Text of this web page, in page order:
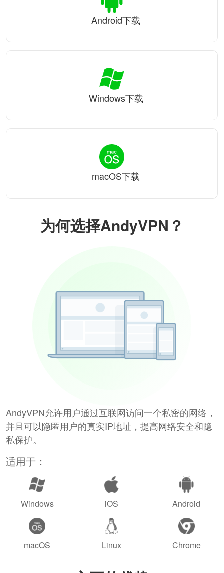
为何选择AndyVPN？
AndyVPN允许用户通过互联网访问一个私密的网络，
并且可以隐匿用户的真实IP地址，提高网络安全和隐
私保护。
适用于：
Windows iOS Android
macOS Linux Chrome
Android下载
Windows下载
macOS下载